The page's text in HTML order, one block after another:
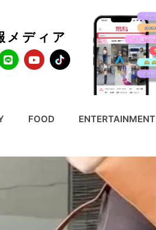
メディア
FOOD ENTERTAINMENT